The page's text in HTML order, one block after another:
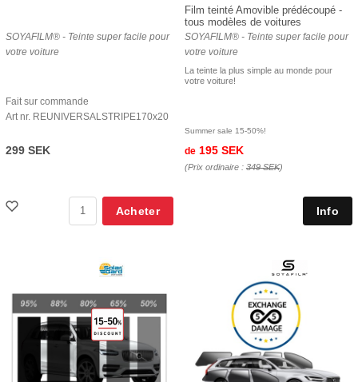
SOYAFILM® - Teinte super facile pour
votre voiture
Fait sur commande
Art nr. REUNIVERSALSTRIPE170x20
299 SEK
Acheter
Film teinté Amovible prédécoupé -
tous modèles de voitures
SOYAFILM® - Teinte super facile pour
votre voiture
La teinte la plus simple au monde pour
votre voiture!
Summer sale 15-50%!
de 195 SEK
(Prix ordinaire : 349 SEK)